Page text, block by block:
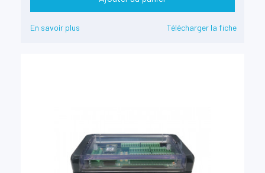
En savoir plus Télécharger la fiche